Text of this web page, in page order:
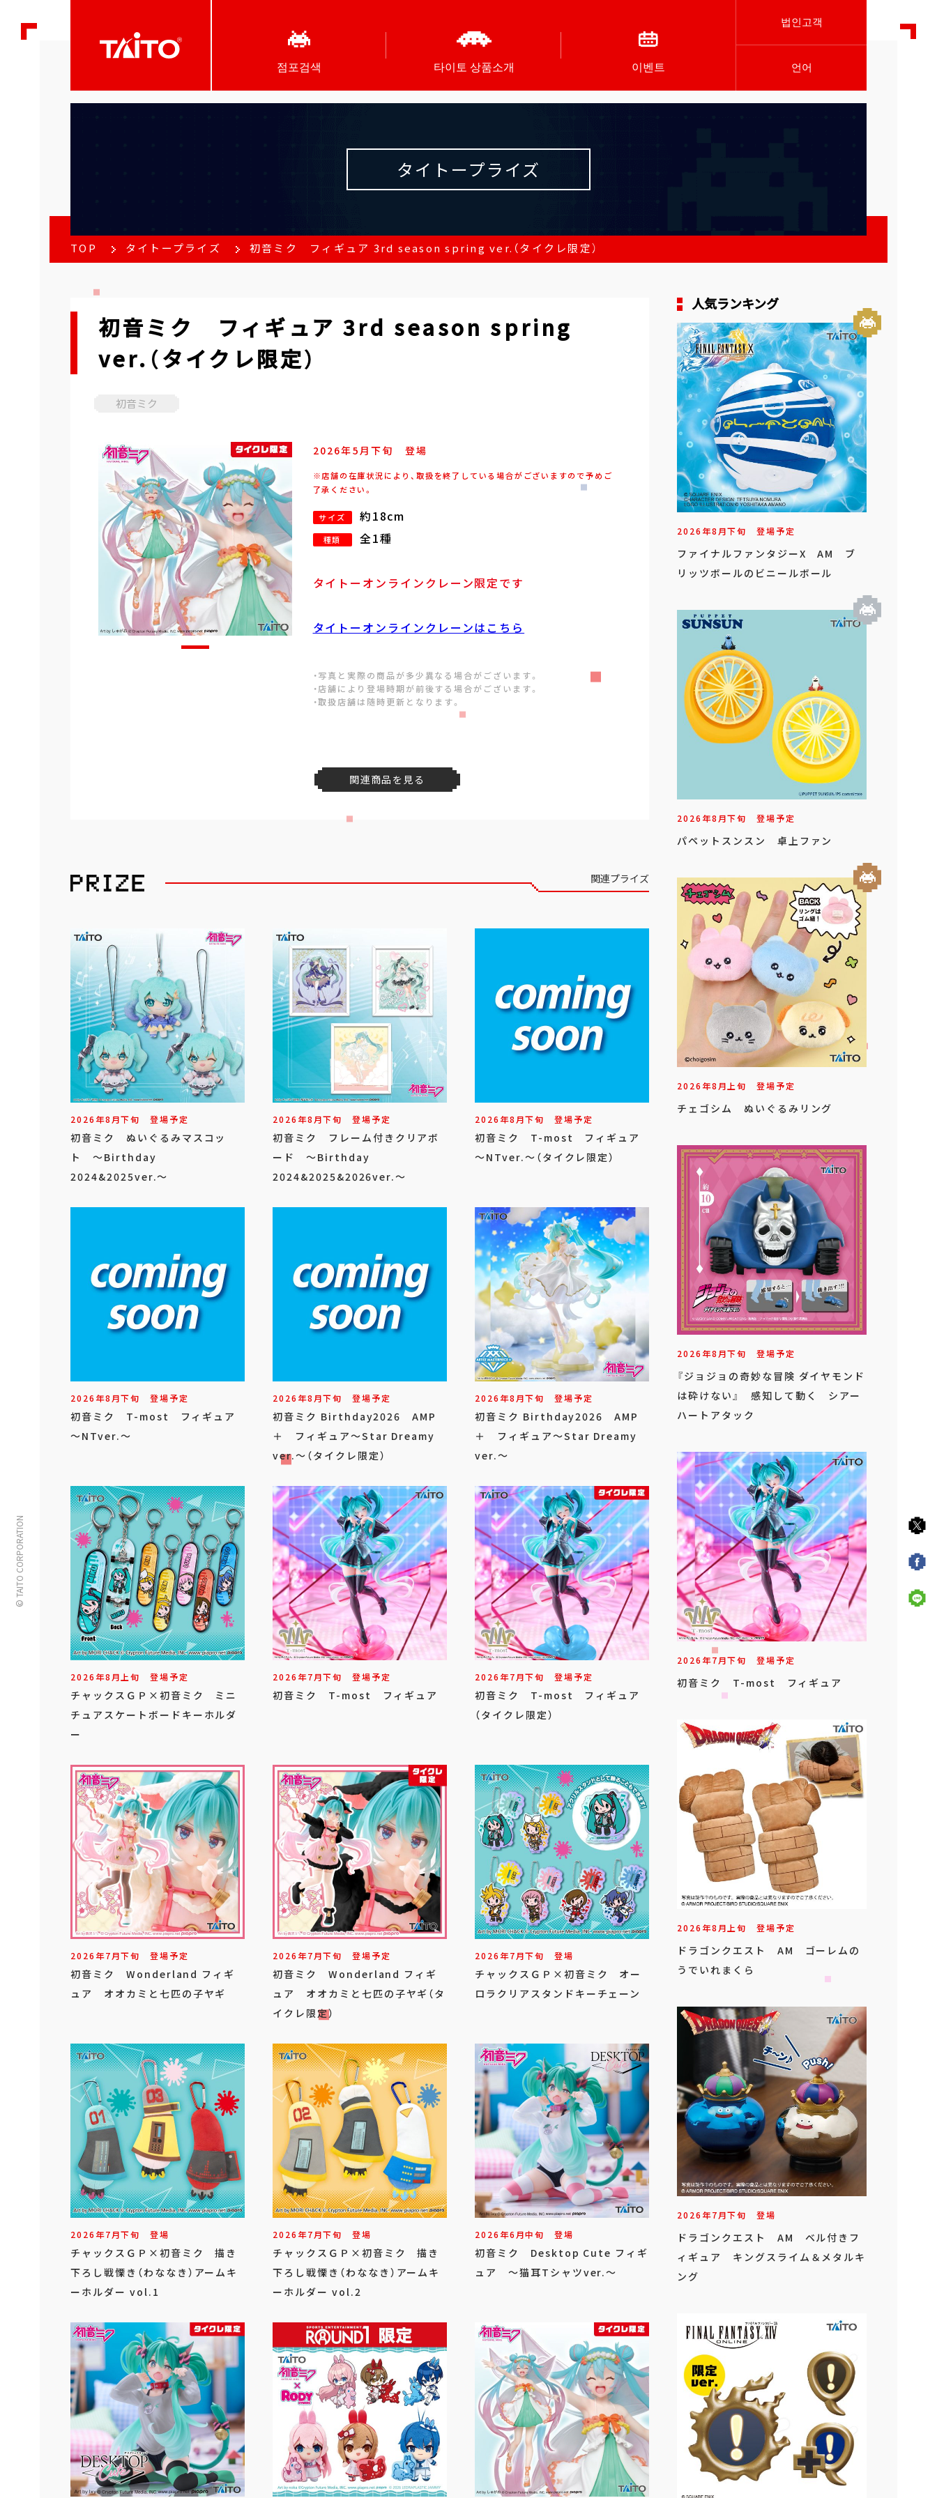
점포검색 타이토 상품소개 이벤트
법인고객
언어
© TAITO CORPORATION
タイトープライズ
TOP タイトープライズ 初音ミク フィギュア 3rd season spring ver.（タイクレ限定）
初音ミク フィギュア 3rd season spring
ver.（タイクレ限定）
初音ミク
2026年5月下旬 登場
※店舗の在庫状況により、取扱を終了している場合がございますので予めご
了承ください。
サイズ 約18cm
種類 全1種
タイトーオンラインクレーン限定です
タイトーオンラインクレーンはこちら
・写真と実際の商品が多少異なる場合がございます。
・店舗により登場時期が前後する場合がございます。
・取扱店舗は随時更新となります。
関連商品を見る
関連プライズ
2026年8月下旬 登場予定
初音ミク ぬいぐるみマスコッ
ト ～Birthday
2024&2025ver.～
2026年8月下旬 登場予定
初音ミク フレーム付きクリアボ
ード ～Birthday
2024&2025&2026ver.～
2026年8月下旬 登場予定
初音ミク T-most フィギュア
～NTver.～（タイクレ限定）
2026年8月下旬 登場予定
初音ミク T-most フィギュア
～NTver.～
2026年8月下旬 登場予定
初音ミク Birthday2026 AMP
＋ フィギュア～Star Dreamy
ver.～（タイクレ限定）
2026年8月下旬 登場予定
初音ミク Birthday2026 AMP
＋ フィギュア～Star Dreamy
ver.～
2026年8月上旬 登場予定
チャックスＧＰ×初音ミク ミニ
チュアスケートボードキーホルダ
ー
2026年7月下旬 登場予定
初音ミク T-most フィギュア
2026年7月下旬 登場予定
初音ミク T-most フィギュア
（タイクレ限定）
2026年7月下旬 登場予定
初音ミク Wonderland フィギ
ュア オオカミと七匹の子ヤギ
2026年7月下旬 登場予定
初音ミク Wonderland フィギ
ュア オオカミと七匹の子ヤギ（タ
イクレ限定）
2026年7月下旬 登場
チャックスＧＰ×初音ミク オー
ロラクリアスタンドキーチェーン
2026年7月下旬 登場
チャックスＧＰ×初音ミク 描き
下ろし戦慄き（わななき）アームキ
ーホルダー vol.1
2026年7月下旬 登場
チャックスＧＰ×初音ミク 描き
下ろし戦慄き（わななき）アームキ
ーホルダー vol.2
2026年6月中旬 登場
初音ミク Desktop Cute フィギ
ュア ～猫耳Tシャツver.～
人気ランキング
2026年8月下旬 登場予定
ファイナルファンタジーX AM ブ
リッツボールのビニールボール
2026年8月下旬 登場予定
パペットスンスン 卓上ファン
2026年8月上旬 登場予定
チェゴシム ぬいぐるみリング
2026年8月下旬 登場予定
『ジョジョの奇妙な冒険 ダイヤモンド
は砕けない』 感知して動く シアー
ハートアタック
2026年7月下旬 登場予定
初音ミク T-most フィギュア
2026年8月上旬 登場予定
ドラゴンクエスト AM ゴーレムの
うでいれまくら
2026年7月下旬 登場
ドラゴンクエスト AM ベル付きフ
ィギュア キングスライム＆メタルキ
ング